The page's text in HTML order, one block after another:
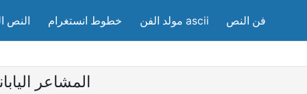
النص خطوط انستغرام مولد الفن ascii فن النص
المشاعر